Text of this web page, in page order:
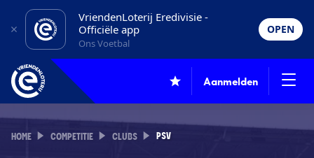
VriendenLoterij Eredivisie -
Officiële app
Ons Voetbal
OPEN
Aanmelden
HOME COMPETITIE CLUBS PSV